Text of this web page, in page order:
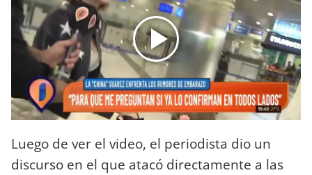
Luego de ver el video, el periodista dio un
discurso en el que atacó directamente a las